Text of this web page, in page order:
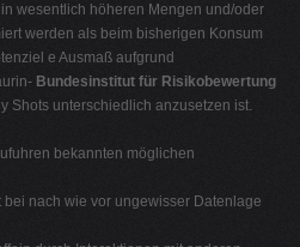
wesentlich höheren Mengen und/oder
werden als beim bisherigen Konsum
e Ausmaß aufgrund
Bundesinstitut für Risikobewertung
Shots unterschiedlich anzusetzen ist.
bekannten möglichen
nach wie vor ungewisser Datenlage